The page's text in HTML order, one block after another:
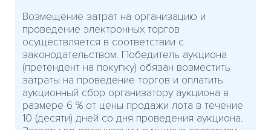
Возмещение затрат на организацию и
проведение электронных торгов
осуществляется в соответствии с
законодательством. Победитель аукциона
(претендент на покупку) обязан возместить
затраты на проведение торгов и оплатить
аукционный сбор организатору аукциона в
размере 6 % от цены продажи лота в течение
10 (десяти) дней со дня проведения аукциона.